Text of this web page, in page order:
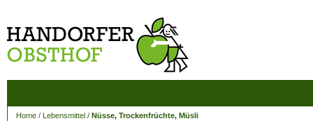
Home / Lebensmittel / Nüsse, Trockenfrüchte, Müsli